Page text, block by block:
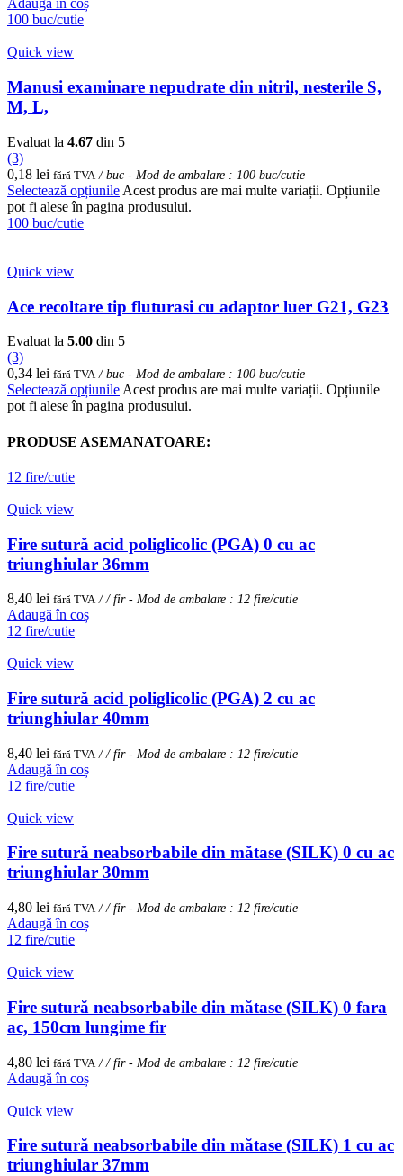
Adaugă în coș
100 buc/cutie
Quick view
Manusi examinare nepudrate din nitril, nesterile S,
M, L,
Evaluat la 4.67 din 5
(3)
0,18 lei fără TVA / buc - Mod de ambalare : 100 buc/cutie
Selectează opțiunile Acest produs are mai multe variații. Opțiunile
pot fi alese în pagina produsului.
100 buc/cutie
Quick view
Ace recoltare tip fluturasi cu adaptor luer G21, G23
Evaluat la 5.00 din 5
(3)
0,34 lei fără TVA/ buc - Mod de ambalare : 100 buc/cutie
Selectează opțiunile Acest produs are mai multe variații. Opțiunile
pot fi alese în pagina produsului.
PRODUSE ASEMANATOARE:
12 fire/cutie
Quick view
Fire sutură acid poliglicolic (PGA) 0 cu ac
triunghiular 36mm
8,40 lei fără TVA/ / fir - Mod de ambalare : 12 fire/cutie
Adaugă în coș
12 fire/cutie
Quick view
Fire sutură acid poliglicolic (PGA) 2 cu ac
triunghiular 40mm
8,40 lei fără TVA / / fir - Mod de ambalare : 12 fire/cutie
Adaugă în coș
12 fire/cutie
Quick view
Fire sutură neabsorbabile din mătase (SILK) 0 cu ac
triunghiular 30mm
4,80 lei fără TVA/ / fir - Mod de ambalare : 12 fire/cutie
Adaugă în coș
12 fire/cutie
Quick view
Fire sutură neabsorbabile din mătase (SILK) 0 fara
ac, 150cm lungime fir
4,80 lei fără TVA / / fir - Mod de ambalare : 12 fire/cutie
Adaugă în coș
Quick view
Fire sutură neabsorbabile din mătase (SILK) 1 cu ac
triunghiular 37mm